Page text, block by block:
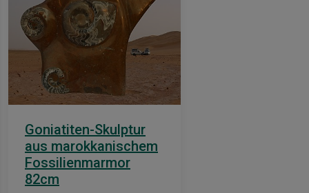
Goniatiten-Skulptur
aus marokkanischem
Fossilienmarmor
82cm